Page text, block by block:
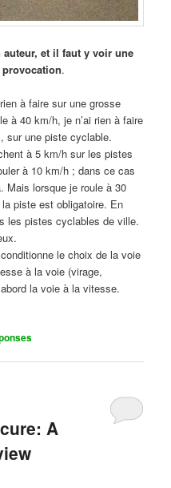
auteur, et il faut y voir une
.
à faire sur une grosse
à 40 km/h, je n’ai rien à faire
sur une piste cyclable.
à 5 km/h sur les pistes
à 10 km/h ; dans ce cas
Mais lorsque je roule à 30
piste est obligatoire. En
les pistes cyclables de ville.
le choix de la voie
à la voie (virage,
la voie à la vitesse.
A